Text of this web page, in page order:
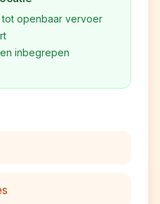
openbaar vervoer
inbegrepen